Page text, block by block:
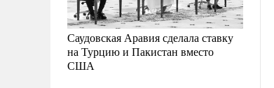
Саудовская Аравия сделала ставку
на Турцию и Пакистан вместо
США